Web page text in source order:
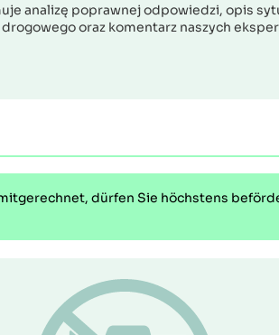
analizę poprawnej odpowiedzi, opis
oraz komentarz naszych
dürfen Sie höchstens